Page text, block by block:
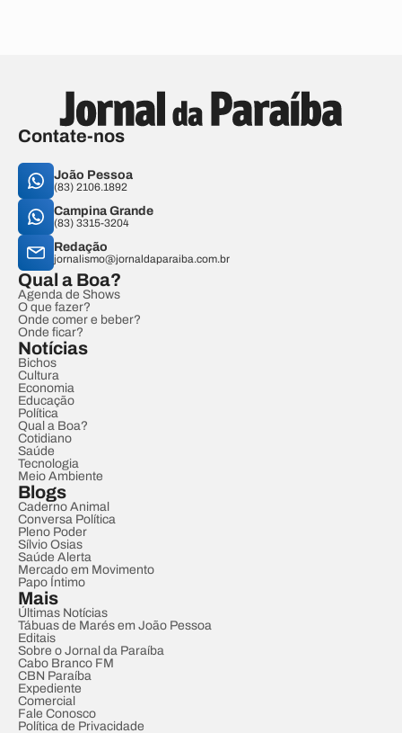
Contate-nos
João Pessoa
(83) 2106.1892
Campina Grande
(83) 3315-3204
Redação
jornalismo@jornaldaparaiba.com.br
Qual a Boa?
Agenda de Shows
O que fazer?
Onde comer e beber?
Onde ficar?
Notícias
Bichos
Cultura
Economia
Educação
Política
Qual a Boa?
Cotidiano
Saúde
Tecnologia
Meio Ambiente
Blogs
Caderno Animal
Conversa Política
Pleno Poder
Sílvio Osias
Saúde Alerta
Mercado em Movimento
Papo Íntimo
Mais
Últimas Notícias
Tábuas de Marés em João Pessoa
Editais
Sobre o Jornal da Paraíba
Cabo Branco FM
CBN Paraíba
Expediente
Comercial
Fale Conosco
Política de Privacidade